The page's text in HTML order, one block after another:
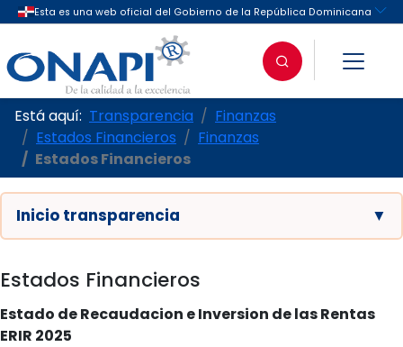
Está aquí: Transparencia
Finanzas
Estados Financieros
Finanzas
Estados Financieros
Inicio transparencia ▼
Estados Financieros
Estado de Recaudacion e Inversion de las Rentas
ERIR 2025